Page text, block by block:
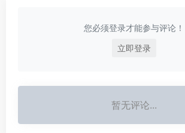
您必须登录才能参与评论！
立即登录
暂无评论...